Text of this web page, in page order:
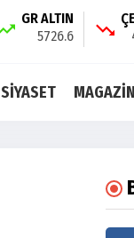
GR ALTIN
5726.6
SİYASET MAGAZİN